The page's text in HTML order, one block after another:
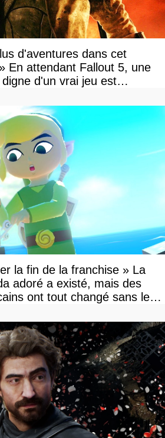
d'aventures dans cet
En attendant Fallout 5, une
d'un vrai jeu est
la fin de la franchise » La
adoré a existé, mais des
ont tout changé sans le